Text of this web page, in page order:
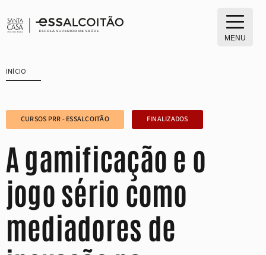
para
MENU
INÍCIO
CURSOS PRR - ESSALCOITÃO FINALIZADOS
A gamificação e o
jogo sério como
mediadores de